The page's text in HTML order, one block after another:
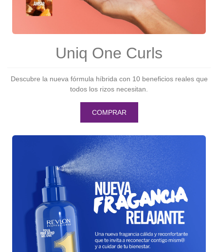
Uniq One Curls
Descubre la nueva fórmula híbrida con 10 beneficios reales que
todos los rizos necesitan.
COMPRAR